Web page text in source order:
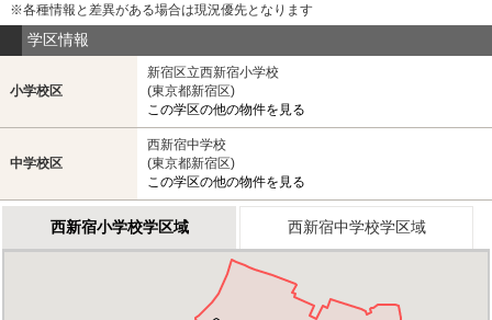
※各種情報と差異がある場合は現況優先となります
学区情報
小学校区
新宿区立西新宿小学校
(東京都新宿区)
この学区の他の物件を見る
中学校区
西新宿中学校
(東京都新宿区)
この学区の他の物件を見る
西新宿小学校学区域 西新宿中学校学区域